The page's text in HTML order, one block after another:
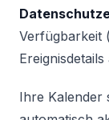
Verfügbarkeit
Ihre Kalender